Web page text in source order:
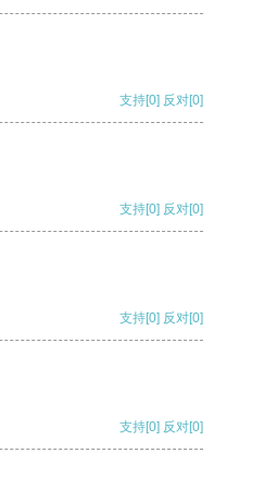
支持[0] 反对[0]
支持[0] 反对[0]
支持[0] 反对[0]
支持[0] 反对[0]